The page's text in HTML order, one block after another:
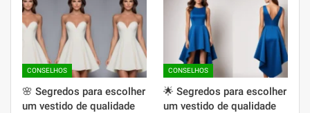
CONSELHOS
🌸 Segredos para escolher
um vestido de qualidade
CONSELHOS
🌟 Segredos para escolher
um vestido de qualidade